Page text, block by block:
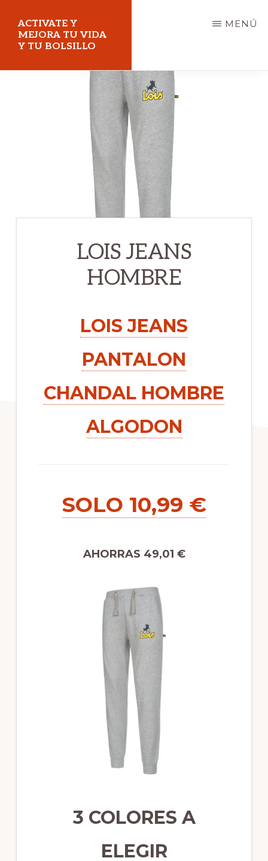
contenido
principal
ACTIVATE Y
MEJORA TU VIDA
Y TU BOLSILLO
MENÚ
LOIS JEANS
HOMBRE
LOIS JEANS
PANTALON
CHANDAL HOMBRE
ALGODON
SOLO 10,99 €
AHORRAS 49,01 €
3 COLORES A
ELEGIR